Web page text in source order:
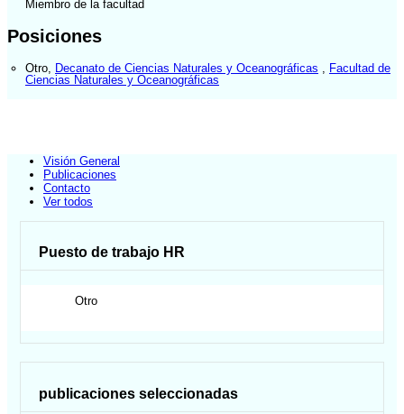
Miembro de la facultad
Posiciones
Otro Decanato de Ciencias Naturales y Oceanográficas
Facultad de
Ciencias Naturales y Oceanográficas
Visión General
Publicaciones
Contacto
Ver todos
Puesto de trabajo HR
Otro
publicaciones seleccionadas